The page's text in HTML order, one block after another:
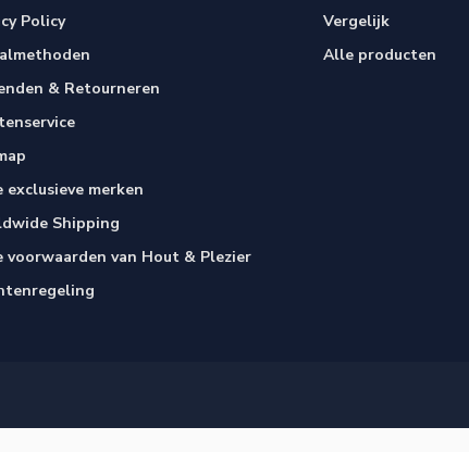
Policy
& Retourneren
exclusieve merken
Shipping
voorwaarden van Hout & Plezier
Vergelijk
Alle producten